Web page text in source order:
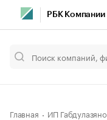
РБК Компании
Главная ИП